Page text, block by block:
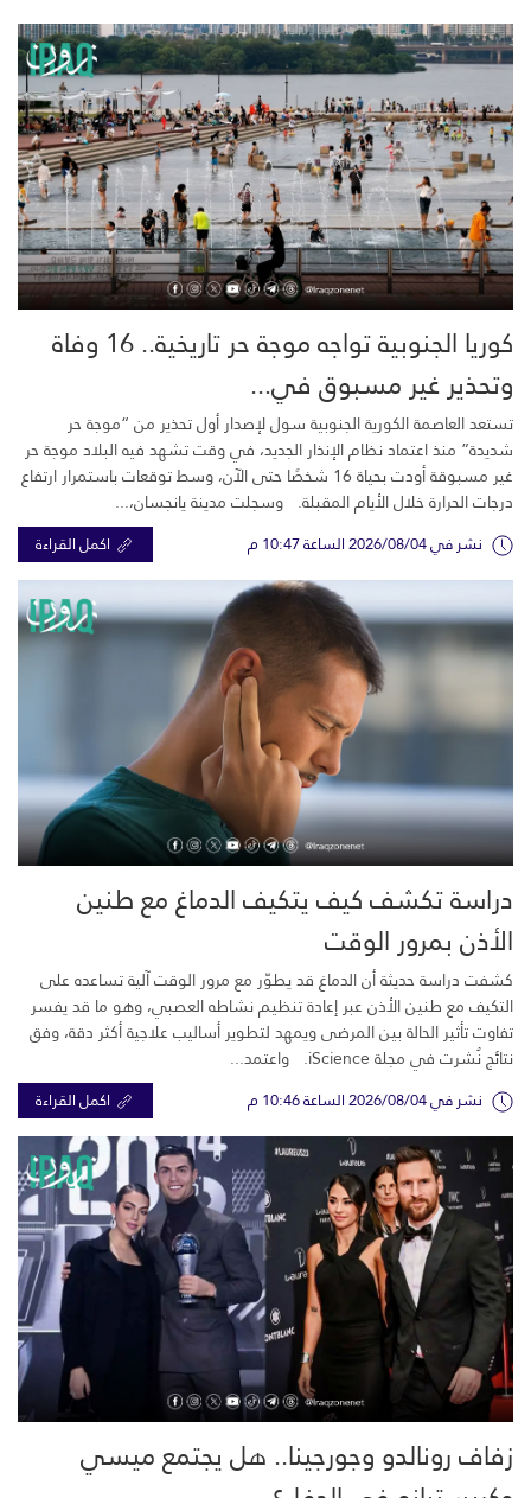
كوريا الجنوبية تواجه موجة حر تاريخية.. 16 وفاة
وتحذير غير مسبوق في...
تستعد العاصمة الكورية الجنوبية سول لإصدار أول تحذير من “موجة حر
شديدة” منذ اعتماد نظام الإنذار الجديد، في وقت تشهد فيه البلاد موجة حر
غير مسبوقة أودت بحياة 16 شخصًا حتى الآن، وسط توقعات باستمرار ارتفاع
درجات الحرارة خلال الأيام المقبلة. وسجلت مدينة يانجسان،...
نشر في 2026/08/04 الساعة 10:47 م اكمل القراءة
دراسة تكشف كيف يتكيف الدماغ مع طنين
الأذن بمرور الوقت
كشفت دراسة حديثة أن الدماغ قد يطوّر مع مرور الوقت آلية تساعده على
التكيف مع طنين الأذن عبر إعادة تنظيم نشاطه العصبي، وهو ما قد يفسر
تفاوت تأثير الحالة بين المرضى ويمهد لتطوير أساليب علاجية أكثر دقة، وفق
نتائج نُشرت في مجلة iScience. واعتمد...
نشر في 2026/08/04 الساعة 10:46 م اكمل القراءة
زفاف رونالدو وجورجينا.. هل يجتمع ميسي